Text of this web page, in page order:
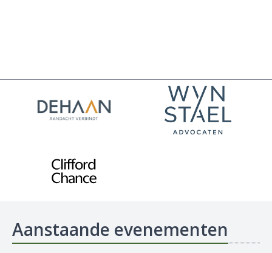
Aanstaande evenementen